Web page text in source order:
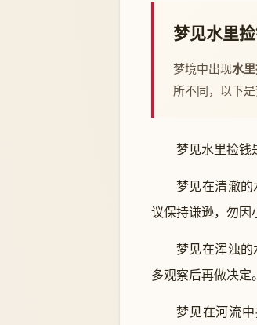
梦见水里
梦境中出现水
所不同，以下
梦见水里捡钱
梦见在清澈
议保持谦逊，勿因
梦见在浑浊
多观察后再做决定。
梦见在河流